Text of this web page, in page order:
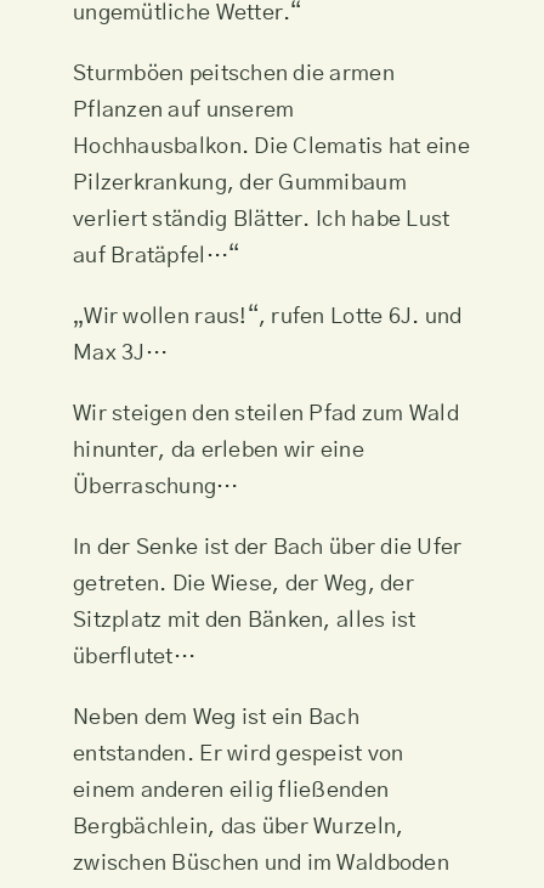
ungemütliche Wetter.“
Sturmböen peitschen die armen
Pflanzen auf unserem
Hochhausbalkon. Die Clematis hat eine
Pilzerkrankung, der Gummibaum
verliert ständig Blätter. Ich habe Lust
auf Bratäpfel…“
„Wir wollen raus!“, rufen Lotte 6J. und
Max 3J…
Wir steigen den steilen Pfad zum Wald
hinunter, da erleben wir eine
Überraschung…
In der Senke ist der Bach über die Ufer
getreten. Die Wiese, der Weg, der
Sitzplatz mit den Bänken, alles ist
überflutet…
Neben dem Weg ist ein Bach
entstanden. Er wird gespeist von
einem anderen eilig fließenden
Bergbächlein, das über Wurzeln,
zwischen Büschen und im Waldboden